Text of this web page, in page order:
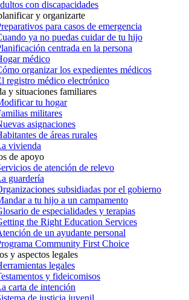
con discapacidades
y organizarte
para casos de emergencia
ya no puedas cuidar de tu hijo
centrada en la persona
médico
organizar los expedientes médicos
registro médico electrónico
y situaciones familiares
tu hogar
militares
asignaciones
de áreas rurales
vivienda
de apoyo
de atención de relevo
guardería
subsidiadas por el gobierno
a tu hijo a un campamento
de especialidades y terapias
the Right Education Services
de un ayudante personal
Community First Choice
y aspectos legales
legales
y fideicomisos
carta de intención
de justicia juvenil